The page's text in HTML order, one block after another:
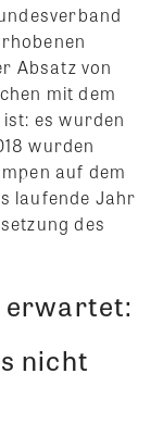
Absatz von
mit dem
es wurden
wurden
auf dem
laufende Jahr
des
erwartet:
nicht